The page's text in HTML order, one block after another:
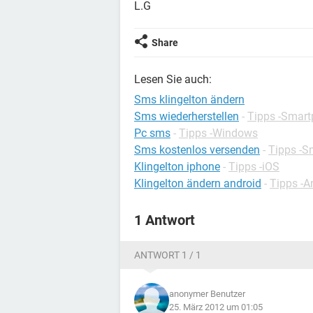
L.G
Share
Lesen Sie auch:
Sms klingelton ändern
Sms wiederherstellen - Tipps -
Pc sms - Tipps -Windows
Sms kostenlos versenden - Tipps -
Klingelton iphone - Tipps -iOS
Klingelton ändern android - Tipps -
1 Antwort
ANTWORT 1 / 1
anonymer Benutzer
25. März 2012 um 01:05